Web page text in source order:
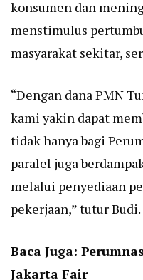
konsumen dan
menstimulus
masyarakat sekitar,
“Dengan dana PMN
kami yakin dapat
tidak hanya bagi
paralel juga
melalui penyediaan
pekerjaan,” tutur Budi.
Baca Juga:
Jakarta Fair